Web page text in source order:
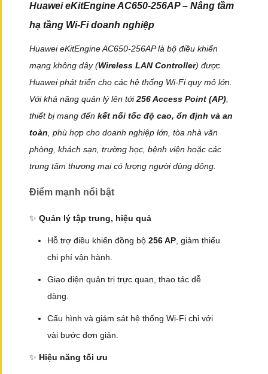
Huawei eKitEngine AC650-256AP – Nâng tầm
hạ tầng Wi-Fi doanh nghiệp
Huawei eKitEngine AC650-256AP là bộ điều khiển
mạng không dây (Wireless LAN Controller) được
Huawei phát triển cho các hệ thống Wi-Fi quy mô lớn.
Với khả năng quản lý lên tới256 Access Point (AP)
thiết bị mang đến kết nối tốc độ cao, ổn định và an
toàn , phù hợp cho doanh nghiệp lớn, tòa nhà văn
phòng, khách sạn, trường học, bệnh viện hoặc các
trung tâm thương mại có lượng người dùng đông.
Điểm mạnh nổi bật
✨ Quản lý tập trung, hiệu quả
Hỗ trợ điều khiển đồng bộ 256 AP , giảm thiểu
chi phí vận hành.
Giao diện quản trị trực quan, thao tác dễ
dàng.
Cấu hình và giám sát hệ thống Wi-Fi chỉ với
vài bước đơn giản.
✨ Hiệu năng tối ưu